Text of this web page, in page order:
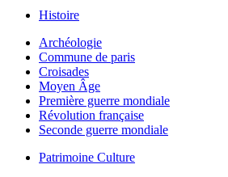
Histoire
Archéologie
Commune de paris
Croisades
Moyen Âge
Première guerre mondiale
Révolution française
Seconde guerre mondiale
Patrimoine Culture